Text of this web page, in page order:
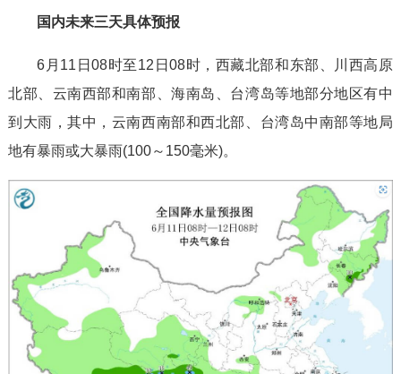
国内未来三天具体预报
6月11日08时至12日08时，西藏北部和东部、川西高原
北部、云南西部和南部、海南岛、台湾岛等地部分地区有中
到大雨，其中，云南西南部和西北部、台湾岛中南部等地局
地有暴雨或大暴雨(100～150毫米)。